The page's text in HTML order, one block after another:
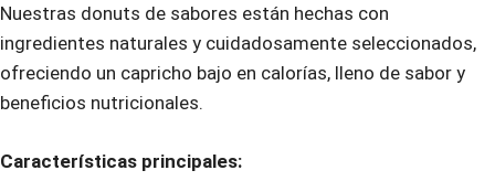
Nuestras donuts de sabores están hechas con
ingredientes naturales y cuidadosamente seleccionados,
ofreciendo un capricho bajo en calorías, lleno de sabor y
beneficios nutricionales.
Características principales: